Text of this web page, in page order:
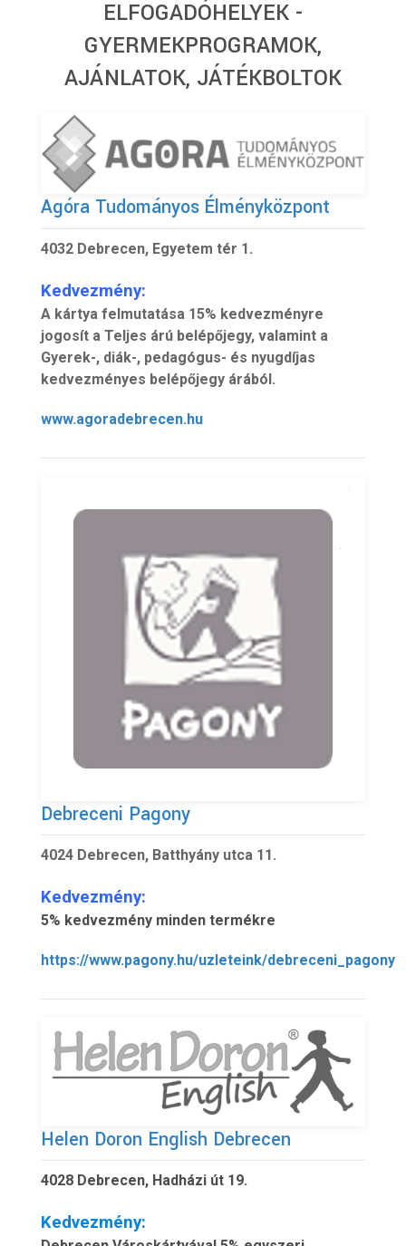
ELFOGADÓHELYEK -
GYERMEKPROGRAMOK,
AJÁNLATOK, JÁTÉKBOLTOK
Agóra Tudományos Élményközpont
4032 Debrecen, Egyetem tér 1.
Kedvezmény:
A kártya felmutatása 15% kedvezményre
jogosít a Teljes árú belépőjegy, valamint a
Gyerek-, diák-, pedagógus- és nyugdíjas
kedvezményes belépőjegy árából.
www.agoradebrecen.hu
Debreceni Pagony
4024 Debrecen, Batthyány utca 11.
Kedvezmény:
5% kedvezmény minden termékre
https://www.pagony.hu/uzleteink/debreceni_pagony
Helen Doron English Debrecen
4028 Debrecen, Hadházi út 19.
Kedvezmény: